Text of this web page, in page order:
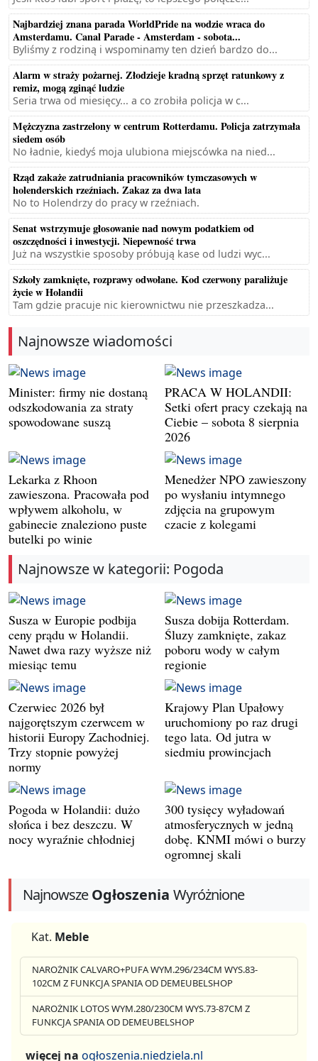
Najbardziej znana parada WorldPride na wodzie wraca do
Amsterdamu. Canal Parade - Amsterdam - sobota...
Byliśmy z rodziną i wspominamy ten dzień bardzo do...
Alarm w straży pożarnej. Złodzieje kradną sprzęt ratunkowy z
remiz, mogą zginąć ludzie
Seria trwa od miesięcy... a co zrobiła policja w c...
Mężczyzna zastrzelony w centrum Rotterdamu. Policja zatrzymała
siedem osób
No ładnie, kiedyś moja ulubiona miejscówka na nied...
Rząd zakaże zatrudniania pracowników tymczasowych w
holenderskich rzeźniach. Zakaz za dwa lata
No to Holendrzy do pracy w rzeźniach.
Senat wstrzymuje głosowanie nad nowym podatkiem od
oszczędności i inwestycji. Niepewność trwa
Już na wszystkie sposoby próbują kase od ludzi wyc...
Szkoły zamknięte, rozprawy odwołane. Kod czerwony paraliżuje
życie w Holandii
Tam gdzie pracuje nic kierownictwu nie przeszkadza...
Najnowsze wiadomości
Minister: firmy nie dostaną
odszkodowania za straty
spowodowane suszą
PRACA W HOLANDII:
Setki ofert pracy czekają na
Ciebie – sobota 8 sierpnia
2026
Lekarka z Rhoon
zawieszona. Pracowała pod
wpływem alkoholu, w
gabinecie znaleziono puste
butelki po winie
Menedżer NPO zawieszony
po wysłaniu intymnego
zdjęcia na grupowym
czacie z kolegami
Najnowsze w kategorii: Pogoda
Susza w Europie podbija
ceny prądu w Holandii.
Nawet dwa razy wyższe niż
miesiąc temu
Susza dobija Rotterdam.
Śluzy zamknięte, zakaz
poboru wody w całym
regionie
Czerwiec 2026 był
najgorętszym czerwcem w
historii Europy Zachodniej.
Trzy stopnie powyżej
normy
Krajowy Plan Upałowy
uruchomiony po raz drugi
tego lata. Od jutra w
siedmiu prowincjach
Pogoda w Holandii: dużo
słońca i bez deszczu. W
nocy wyraźnie chłodniej
300 tysięcy wyładowań
atmosferycznych w jedną
dobę. KNMI mówi o burzy
ogromnej skali
NajnowszeOgłoszenia Wyróżnione
Kat. Meble
NAROŻNIK CALVARO+PUFA WYM.296/234CM WYS.83-
102CM Z FUNKCJA SPANIA OD DEMEUBELSHOP
NAROŻNIK LOTOS WYM.280/230CM WYS.73-87CM Z
FUNKCJA SPANIA OD DEMEUBELSHOP
więcej na ogłoszenia.niedziela.nl